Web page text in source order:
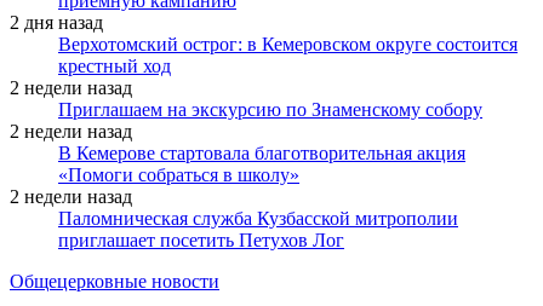
2 дня назад
Верхотомский острог: в Кемеровском округе состоится
крестный ход
2 недели назад
Приглашаем на экскурсию по Знаменскому собору
2 недели назад
В Кемерове стартовала благотворительная акция
«Помоги собраться в школу»
2 недели назад
Паломническая служба Кузбасской митрополии
приглашает посетить Петухов Лог
Общецерковные новости